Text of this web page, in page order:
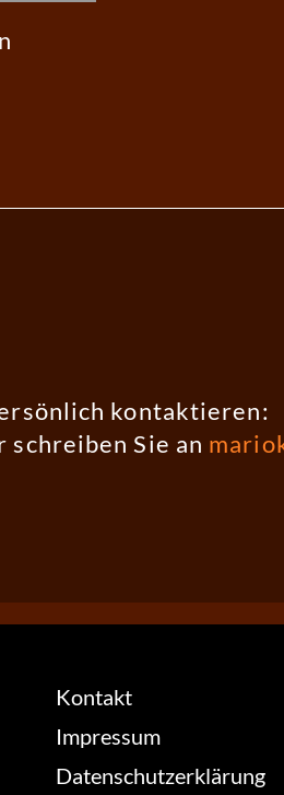
kontaktieren:
schreiben Sie an
Kontakt
Impressum
Datenschutzerklärung